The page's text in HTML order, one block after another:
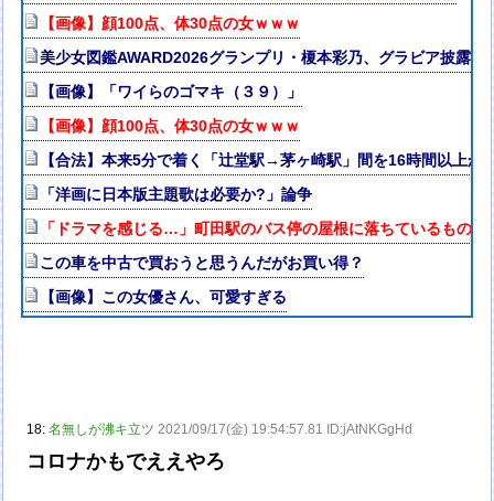
【画像】顔100点、体30点の女ｗｗｗ
美少女図鑑AWARD2026グランプリ・榎本彩乃、グラビア披露！
【画像】「ワイらのゴマキ（３９）」
【画像】顔100点、体30点の女ｗｗｗ
【合法】本来5分で着く「辻堂駅→茅ヶ崎駅」間を16時間以上か
「洋画に日本版主題歌は必要か?」論争
「ドラマを感じる…」町田駅のバス停の屋根に落ちているもの
この車を中古で買おうと思うんだがお買い得？
【画像】この女優さん、可愛すぎる
18:名無しが沸キ立ツ 2021/09/17(金) 19:54:57.81 ID:jAtNKGgHd
コロナかもでええやろ